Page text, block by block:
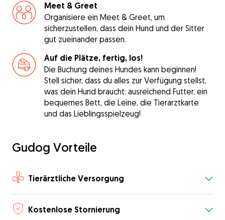
Meet & Greet
Organisiere ein Meet & Greet, um
sicherzustellen, dass dein Hund und der Sitter
gut zueinander passen.
Auf die Plätze, fertig, los!
Die Buchung deines Hundes kann beginnen!
Stell sicher, dass du alles zur Verfügung stellst,
was dein Hund braucht: ausreichend Futter, ein
bequemes Bett, die Leine, die Tierarztkarte
und das Lieblingsspielzeug!
Gudog Vorteile
Tierärztliche Versorgung
Kostenlose Stornierung